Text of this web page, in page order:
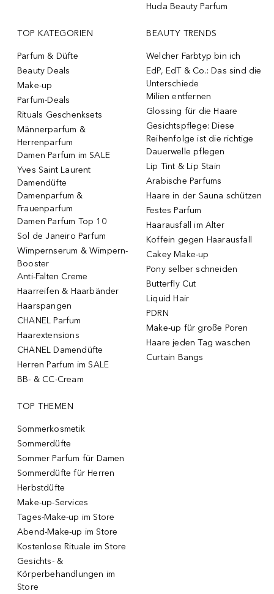
Huda Beauty Parfum
TOP KATEGORIEN
Parfum & Düfte
Beauty Deals
Make-up
Parfum-Deals
Rituals Geschenksets
Männerparfum &
Herrenparfum
Damen Parfum im SALE
Yves Saint Laurent
Damendüfte
Damenparfum &
Frauenparfum
Damen Parfum Top 10
Sol de Janeiro Parfum
Wimpernserum & Wimpern-
Booster
Anti-Falten Creme
Haarreifen & Haarbänder
Haarspangen
CHANEL Parfum
Haarextensions
CHANEL Damendüfte
Herren Parfum im SALE
BB- & CC-Cream
BEAUTY TRENDS
Welcher Farbtyp bin ich
EdP, EdT & Co.: Das sind die
Unterschiede
Milien entfernen
Glossing für die Haare
Gesichtspflege: Diese
Reihenfolge ist die richtige
Dauerwelle pflegen
Lip Tint & Lip Stain
Arabische Parfums
Haare in der Sauna schützen
Festes Parfum
Haarausfall im Alter
Koffein gegen Haarausfall
Cakey Make-up
Pony selber schneiden
Butterfly Cut
Liquid Hair
PDRN
Make-up für große Poren
Haare jeden Tag waschen
Curtain Bangs
TOP THEMEN
Sommerkosmetik
Sommerdüfte
Sommer Parfum für Damen
Sommerdüfte für Herren
Herbstdüfte
Make-up-Services
Tages-Make-up im Store
Abend-Make-up im Store
Kostenlose Rituale im Store
Gesichts- &
Körperbehandlungen im
Store